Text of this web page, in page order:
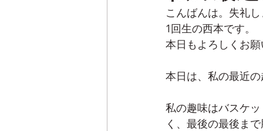
こんばんは。失礼
1回生の西本です。
本日もよろしくお
本日は、私の最近
私の趣味はバスケ
く、最後の最後ま